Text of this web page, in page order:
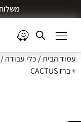
עמוד הבית/ כלי עבודה/
+ ברז CACTUS